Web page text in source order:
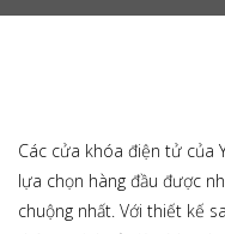
Các cửa khóa điện tử của
lựa chọn hàng đầu được
chuộng nhất. Với thiết kế